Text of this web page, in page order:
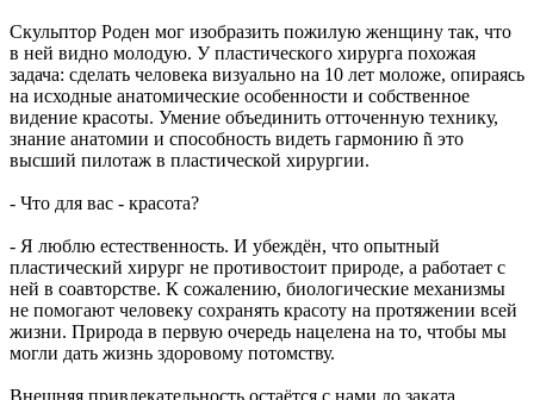
Скульптор Роден мог изобразить пожилую женщину так, что
в ней видно молодую. У пластического хирурга похожая
задача: сделать человека визуально на 10 лет моложе, опираясь
на исходные анатомические особенности и собственное
видение красоты. Умение объединить отточенную технику,
знание анатомии и способность видеть гармонию ñ это
высший пилотаж в пластической хирургии.
- Что для вас - красота?
- Я люблю естественность. И убеждён, что опытный
пластический хирург не противостоит природе, а работает с
ней в соавторстве. К сожалению, биологические механизмы
не помогают человеку сохранять красоту на протяжении всей
жизни. Природа в первую очередь нацелена на то, чтобы мы
могли дать жизнь здоровому потомству.
Внешняя привлекательность остаётся с нами до заката